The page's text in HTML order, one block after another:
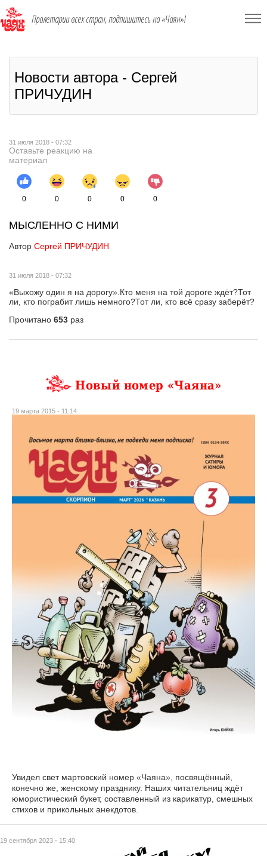
Пролетарии всех стран, подпишитесь на «Чаян»!
Новости автора - Сергей
ПРИЧУДИН
31 июля 2018 - 07:32
Оставьте реакцию на
материал
0 0 0 0 0
МЫСЛЕННО С НИМИ
Автор Сергей ПРИЧУДИН
31 июля 2018 - 07:32
«Выхожу один я на дорогу».Кто меня на той дороге ждёт?Тот
ли, кто пограбит лишь немного?Тот ли, кто всё сразу заберёт?
Прочитано 653 раз
19 сентября 2023 - 15:40
Новый номер «Чаяна»
19 марта 2015 - 11:14
Увидел свет мартовский номер «Чаяна», посвящённый,
конечно же, женскому празднику. Наших читательниц ждёт
юмористический букет, составленный из карикатур, смешных
стихов и прикольных анекдотов.